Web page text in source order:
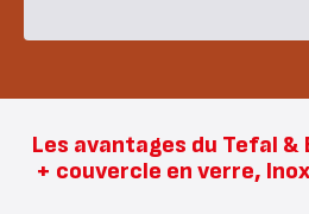
Les avantages du Tefal &
+ couvercle en verre,